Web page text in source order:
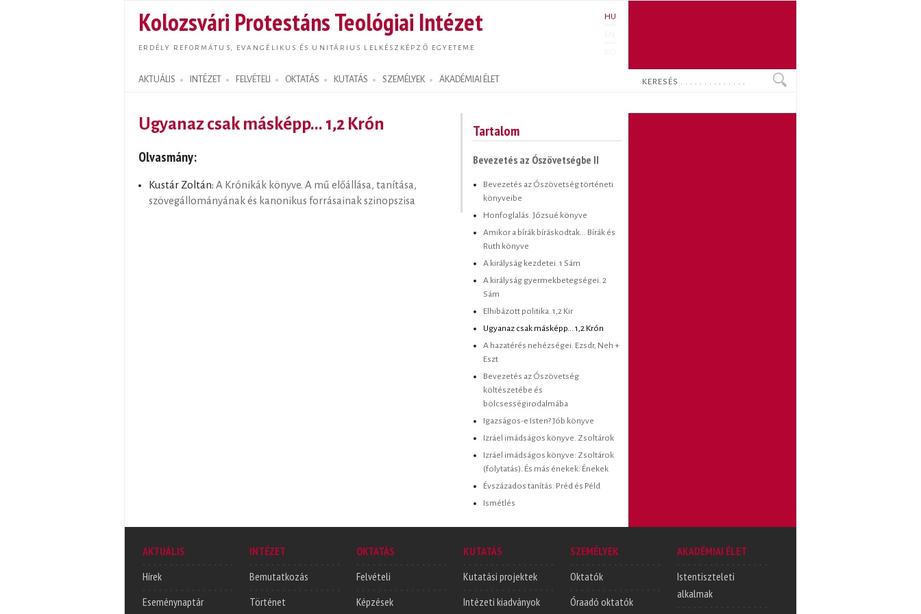
tartalomra
Kolozsvári Protestáns Teológiai Intézet
ERDÉLY REFORMÁTUS, EVANGÉLIKUS ÉS UNITÁRIUS LELKÉSZKÉPZŐ EGYETEME
HU
AKTUÁLIS INTÉZET FELVÉTELI OKTATÁS KUTATÁS SZEMÉLYEK AKADÉMIAI ÉLET
Search form
Keresés
Ugyanaz csak másképp... 1,2 Krón
Olvasmány:
Kustár Zoltán: A Krónikák könyve. A mű előállása, tanítása,
szövegállományának és kanonikus forrásainak szinopszisa
Tartalom
Bevezetés az Ószövetségbe II
Bevezetés az Ószövetség történeti
könyveibe
Honfoglalás. Józsué könyve
Amikor a bírák bíráskodtak... Bírák és
Ruth könyve
A királyság kezdetei. 1 Sám
A királyság gyermekbetegségei. 2
Sám
Elhibázott politika. 1,2 Kir
Ugyanaz csak másképp... 1,2 Krón
A hazatérés nehézségei. Ezsdr, Neh +
Eszt
Bevezetés az Ószövetség
költészetébe és
bölcsességirodalmába
Igazságos-e Isten? Jób könyve
Izráel imádságos könyve. Zsoltárok
Izráel imádságos könyve: Zsoltárok
(folytatás). És más énekek: Énekek
Évszázados tanítás. Préd és Péld
Ismétlés
AKTUÁLIS
Hírek
Eseménynaptár
INTÉZET
Bemutatkozás
Történet
OKTATÁS
Felvételi
Képzések
KUTATÁS
Kutatási projektek
Intézeti kiadványok
SZEMÉLYEK
Oktatók
Óraadó oktatók
AKADÉMIAI ÉLET
Istentiszteleti
alkalmak